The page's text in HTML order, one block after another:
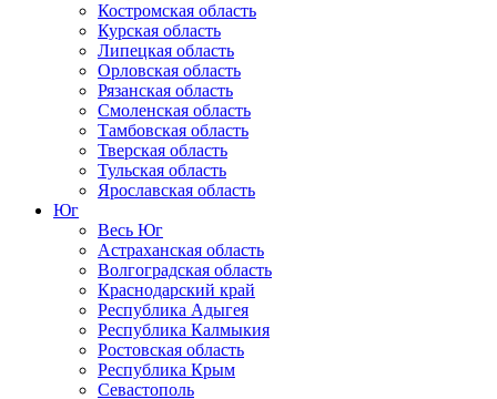
Костромская область
Курская область
Липецкая область
Орловская область
Рязанская область
Смоленская область
Тамбовская область
Тверская область
Тульская область
Ярославская область
Юг
Весь Юг
Астраханская область
Волгоградская область
Краснодарский край
Республика Адыгея
Республика Калмыкия
Ростовская область
Республика Крым
Севастополь